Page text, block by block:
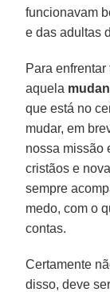
funcionavam
e das adultas
Para
aquela
que está no
mudar, em
nossa missão
cristãos e
sempre
medo, com o
contas.
Certamente
disso, deve